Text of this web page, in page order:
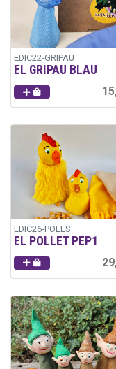
EDIC22-GRIPAU
EL GRIPAU BLAU
EDIC26-POLLS
EL POLLET PEP1